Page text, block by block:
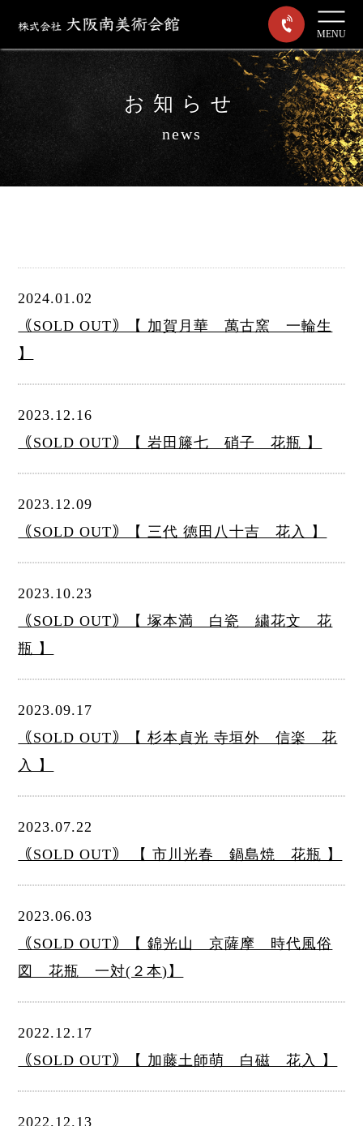
MENU
お知らせ
news
2024.01.02
｟SOLD OUT｠【 加賀月華 萬古窯 一輪生
】
2023.12.16
｟SOLD OUT｠【 岩田籐七 硝子 花瓶 】
2023.12.09
｟SOLD OUT｠【 三代 徳田八十吉 花入 】
2023.10.23
｟SOLD OUT｠【 塚本満 白瓷 繍花文 花
瓶 】
2023.09.17
｟SOLD OUT｠【 杉本貞光 寺垣外 信楽 花
入 】
2023.07.22
｟SOLD OUT｠ 【 市川光春 鍋島焼 花瓶 】
2023.06.03
｟SOLD OUT｠【 錦光山 京薩摩 時代風俗
図 花瓶 一対(２本)】
2022.12.17
｟SOLD OUT｠【 加藤土師萌 白磁 花入 】
2022.12.13